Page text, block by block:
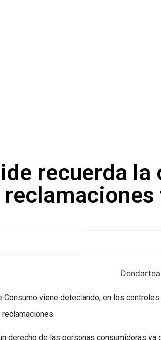
recuerda
viene detectando, en los
derecho de las personas consumidoras